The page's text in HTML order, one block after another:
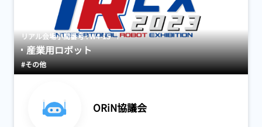
リアル会場小間番号 : W4-15
産業用ロボット
#その他
ORiN協議会